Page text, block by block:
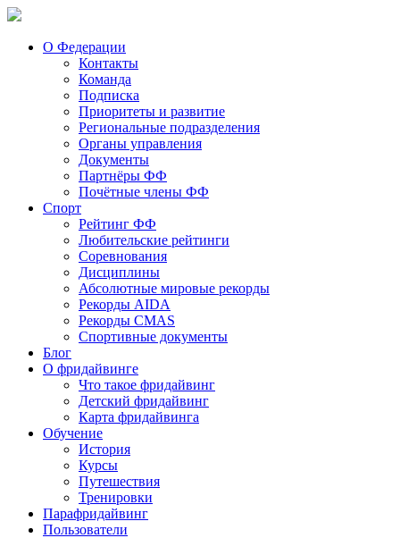
О Федерации
Контакты
Команда
Подписка
Приоритеты и развитие
Региональные подразделения
Органы управления
Документы
Партнёры ФФ
Почётные члены ФФ
Спорт
Рейтинг ФФ
Любительские рейтинги
Соревнования
Дисциплины
Абсолютные мировые рекорды
Рекорды AIDA
Рекорды CMAS
Спортивные документы
Блог
О фридайвинге
Что такое фридайвинг
Детский фридайвинг
Карта фридайвинга
Обучение
История
Курсы
Путешествия
Тренировки
Парафридайвинг
Пользователи